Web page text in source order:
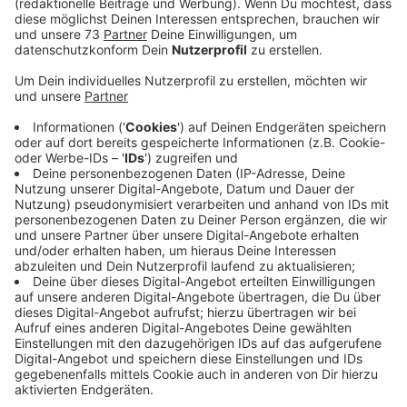
Anzeige
Steht der Weihnachtsbaum noch?
Anzeige
Die erste Woche im neuen Jahr ist rum und
Weihnachten liegt schon zwei Wochen zurück.
Trotzdem haben viele von uns noch die
Weihnachtsdeko und den Weihnachtsbaum stehen.
Auch bei unseren Moderatoren Daniel und Silvia steht
der Baum noch, zumindest bis zum Wochenende. Dann
starten die zahlreichen Weihnachtsbaum-
Abholaktionen und bei vielen von uns fliegt der Baum
dann wohl raus... oder doch nicht?